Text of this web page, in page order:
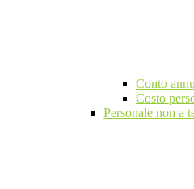
Conto
Costo
Personale non a